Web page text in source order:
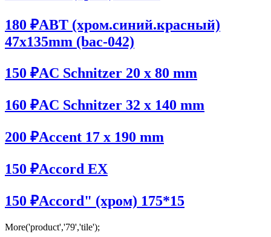
180 ₽ABT (хром.синий.красный)
47x135mm (bac-042)
150 ₽AC Schnitzer 20 x 80 mm
160 ₽AC Schnitzer 32 x 140 mm
200 ₽Accent 17 x 190 mm
150 ₽Accord EX
150 ₽Accord" (хром) 175*15
More('product','79','tile');